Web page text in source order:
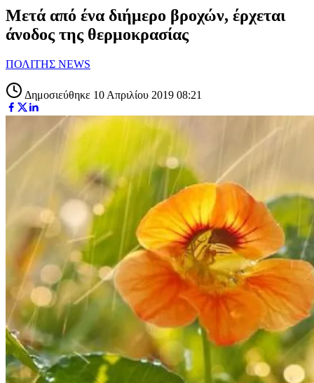
Μετά από ένα διήμερο βροχών, έρχεται
άνοδος της θερμοκρασίας
ΠΟΛΙΤΗΣ NEWS
Δημοσιεύθηκε 10 Απριλίου 2019 08:21